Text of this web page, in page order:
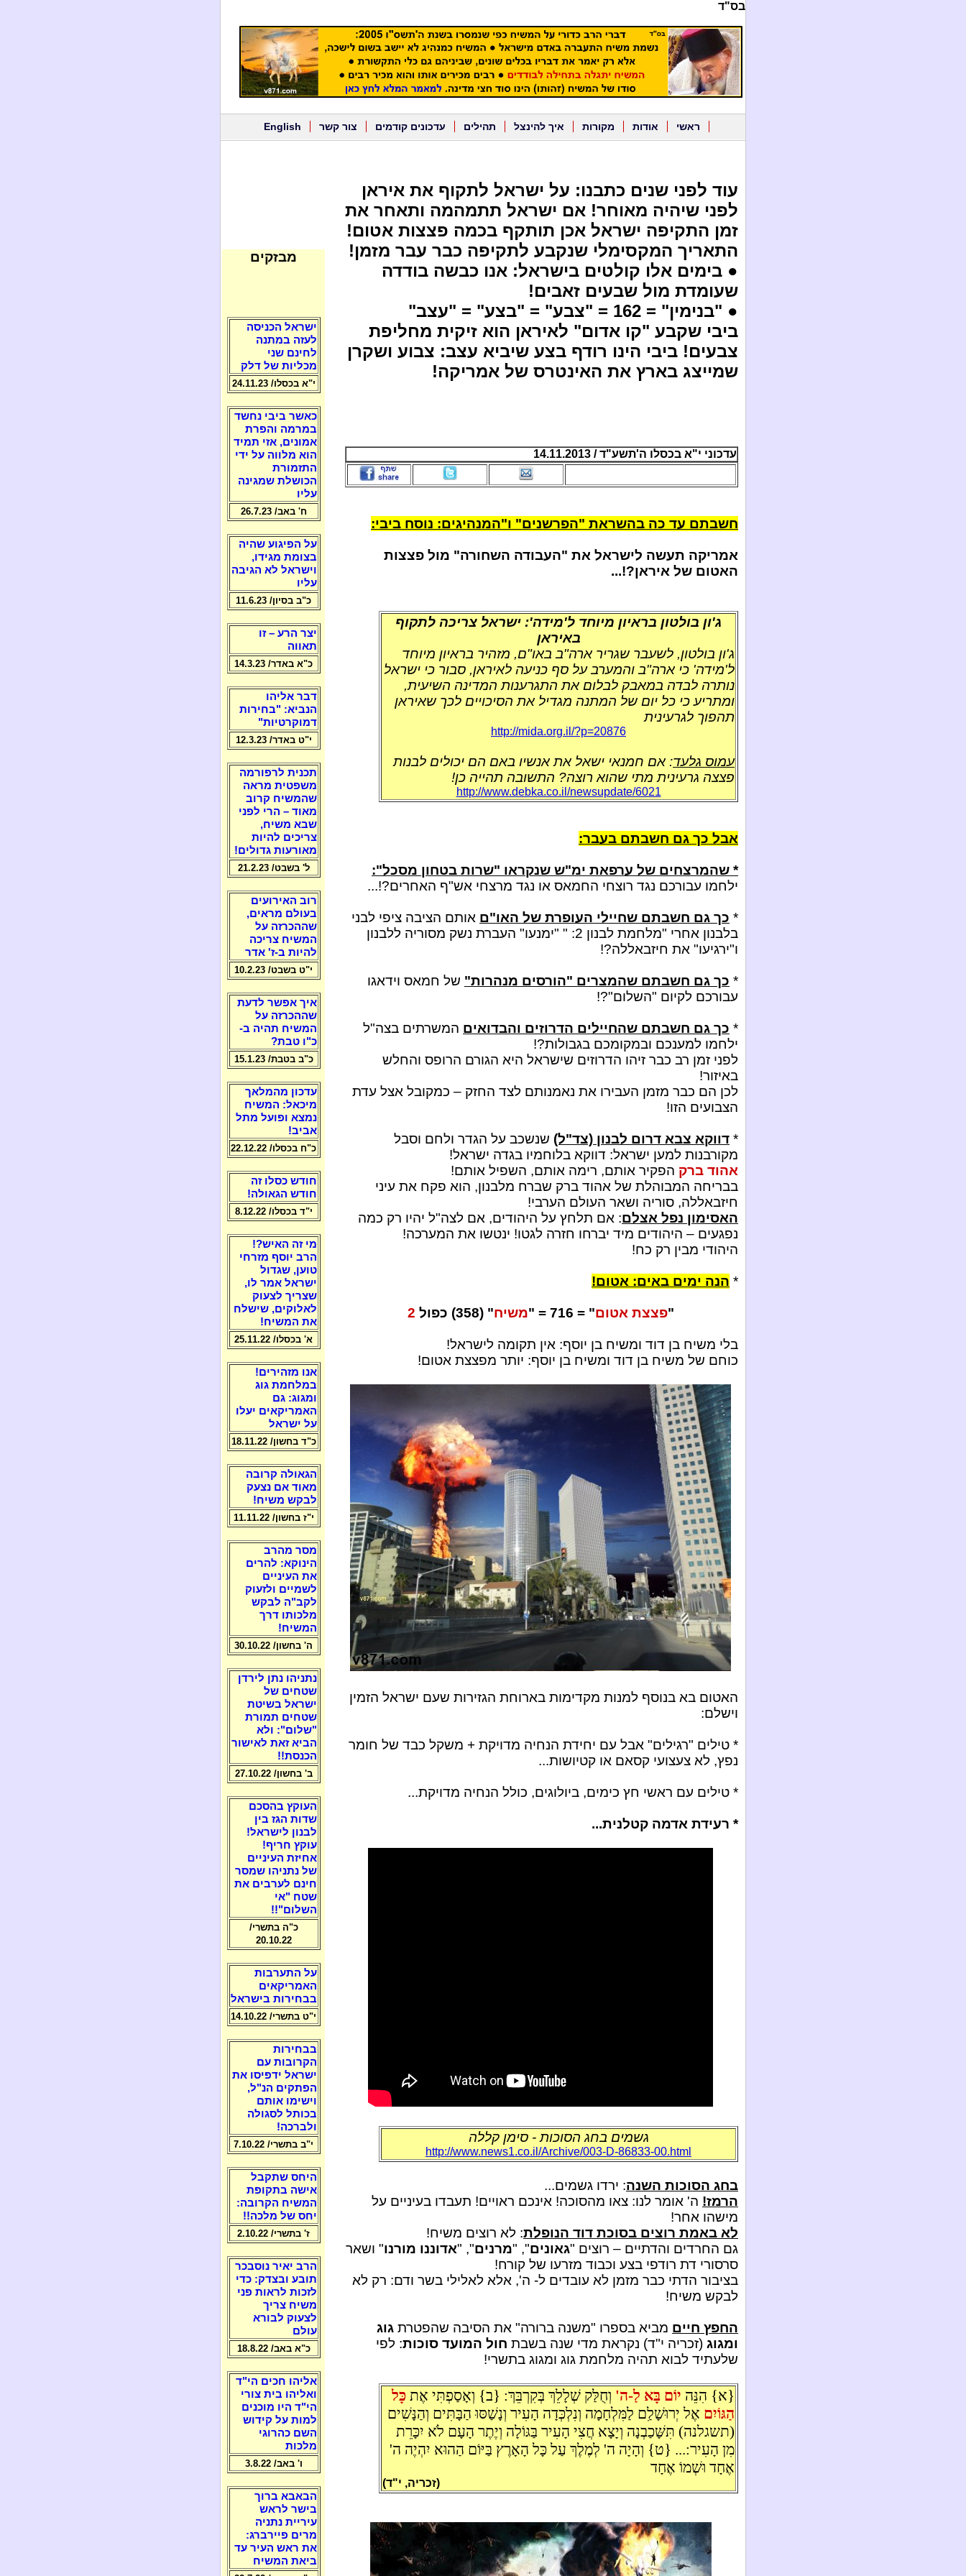
בס"ד
ראשי אודות מקורות איך להינצל תהילים עדכונים קודמים צור קשר English
עוד לפני שנים כתבנו: על ישראל לתקוף את איראן
לפני שיהיה מאוחר! אם ישראל תתמהמה ותאחר את
זמן התקיפה ישראל אכן תותקף בכמה פצצות אטום!
התאריך המקסימלי שנקבע לתקיפה כבר עבר מזמן!
● בימים אלו קולטים בישראל: אנו כבשה בודדה
שעומדת מול שבעים זאבים!
● "בנימין" = 162 = "צבע" = "בצע" = "עצב"
ביבי שקבע "קו אדום" לאיראן הוא זיקית מחליפת
צבעים! ביבי הינו רודף בצע שיביא עצב: צבוע ושקרן
שמייצג בארץ את האינטרס של אמריקה!
עדכוני י"א בכסלו ה'תשע"ד / 14.11.2013
חשבתם עד כה בהשראת "הפרשנים" ו"המנהיגים: נוסח ביבי:
אמריקה תעשה לישראל את "העבודה השחורה" מול פצצות
האטום של איראן?!...
ג'ון בולטון בראיון מיוחד ל'מידה': ישראל צריכה לתקוף
באיראן
ג'ון בולטון, לשעבר שגריר ארה"ב באו"ם, מזהיר בראיון מיוחד
ל'מידה' כי ארה"ב והמערב על סף כניעה לאיראן, סבור כי ישראל
נותרה לבדה במאבק לבלום את התגרענות המדינה השיעית,
ומתריע כי כל יום של המתנה מגדיל את הסיכויים לכך שאיראן
תהפוך לגרעינית
http://mida.org.il/?p=20876
עמוס גלעד: אם חמנאי ישאל את אנשיו באם הם יכולים לבנות
פצצה גרעינית מתי שהוא רוצה? התשובה תהייה כן!
http://www.debka.co.il/newsupdate/6021
אבל כך גם חשבתם בעבר:
* שהמרצחים של ערפאת ימ"ש שנקראו "שרות בטחון מסכל":
ילחמו עבורכם נגד רוצחי החמאס או נגד מרצחי אש"ף האחרים?!...
* כך גם חשבתם שחיילי העופרת של האו"ם אותם הציבה ציפי לבני
בלבנון אחרי "מלחמת לבנון 2: " "ימנעו" העברת נשק מסוריה ללבנון
ו"ירגיעו" את חיזבאללה?!
* כך גם חשבתם שהמצרים "הורסים מנהרות" של חמאס וידאגו
עבורכם לקיום "השלום"?!
* כך גם חשבתם שהחיילים הדרוזים והבדואים המשרתים בצה"ל
ילחמו למענכם ובמקומכם בגבולות?!
לפני זמן רב כבר זיהו הדרוזים שישראל היא הגורם הרופס והחלש
באיזור!
לכן הם כבר מזמן העבירו את נאמנותם לצד החזק – כמקובל אצל עדת
הצבועים הזו!
* דווקא צבא דרום לבנון (צד"ל) שנשכב על הגדר ולחם וסבל
מקורבנות למען ישראל: דווקא בלוחמיו בגדה ישראל!
אהוד ברק הפקיר אותם, רימה אותם, השפיל אותם!
בבריחה המבוהלת של אהוד ברק שברח מלבנון, הוא פקח את עיני
חיזבאללה, סוריה ושאר העולם הערבי!
האסימון נפל אצלם: אם תלחץ על היהודים, אם לצה"ל יהיו רק כמה
נפגעים – היהודים מיד יברחו חזרה לגטו! ינטשו את המערכה!
היהודי מבין רק כח!
* הנה ימים באים: אטום!
"פצצת אטום" = 716 = " משיח" (358) כפול 2
בלי משיח בן דוד ומשיח בן יוסף: אין תקומה לישראל!
כוחם של משיח בן דוד ומשיח בן יוסף: יותר מפצצת אטום!
האטום בא בנוסף למנות מקדימות בארוחת הגזירות שעם ישראל הזמין
וישלם:
* טילים "רגילים" אבל עם יחידת הנחיה מדויקת + משקל כבד של חומר
נפץ, לא צעצועי קסאם או קטיושות...
* טילים עם ראשי חץ כימים, ביולוגים, כולל הנחיה מדויקת...
* רעידת אדמה קטלנית...
גשמים בחג הסוכות - סימן קללה
http://www.news1.co.il/Archive/003-D-86833-00.html
בחג הסוכות השנה: ירדו גשמים...
הרמז! ה' אומר לנו: צאו מהסוכה! אינכם ראויים! תעבדו בעיניים על
מישהו אחר!
לא באמת רוצים בסוכת דוד הנופלת: לא רוצים משיח!
גם החרדים והדתיים – רוצים "גאונים", "מרנים", "אדוננו מורנו" ושאר
סרסורי דת רודפי בצע וכבוד מזרעו של קורח!
בציבור הדתי כבר מזמן לא עובדים ל- ה', אלא לאלילי בשר ודם: רק לא
לבקש משיח!
החפץ חיים מביא בספרו "משנה ברורה" את הסיבה שהפטרת גוג
ומגוג (זכריה י"ד) נקראת מדי שנה בשבת חול המועד סוכות: לפי
שלעתיד לבוא תהיה מלחמת גוג ומגוג בתשרי!
{א} הִנֵּה יוֹם בָּא לַ-ה' וְחֻלַּק שְׁלָלֵךְ בְּקִרְבֵּךְ: {ב} וְאָסַפְתִּי אֶת כָּל
הַגּוֹיִם אֶל יְרוּשָׁלִַם לַמִּלְחָמָה וְנִלְכְּדָה הָעִיר וְנָשַׁסּוּ הַבָּתִּים וְהַנָּשִׁים
(תשגלנה) תִּשָּׁכַבְנָה וְיָצָא חֲצִי הָעִיר בַּגּוֹלָה וְיֶתֶר הָעָם לֹא יִכָּרֵת
מִן הָעִיר:... {ט} וְהָיָה ה' לְמֶלֶךְ עַל כָּל הָאָרֶץ בַּיּוֹם הַהוּא יִהְיֶה ה'
אֶחָד וּשְׁמוֹ אֶחָד
(זכריה, י"ד)
מבזקים
ישראל הכניסה
לעזה במתנה
לחינם שני
מכליות של דלק
י"א בכסלו/ 24.11.23
כאשר ביבי נחשד
במרמה והפרת
אמונים, אזי תמיד
הוא מלווה על ידי
התזמורת
הכושלת שמגינה
עליו
ח' באב/ 26.7.23
על הפיגוע שהיה
בצומת מגידו,
וישראל לא הגיבה
עליו
כ"ב בסיון/ 11.6.23
יצר הרע – זו
תאווה
כ"א באדר/ 14.3.23
דבר אליהו
הנביא: "בחירות
דמוקרטיות"
י"ט באדר/ 12.3.23
תכנית לרפורמה
משפטית מראה
שהמשיח קרוב
מאוד – הרי לפני
שבא משיח,
צריכים להיות
מאורעות גדולים!
ל' בשבט/ 21.2.23
רוב האירועים
בעולם מראים,
שההכרזה על
המשיח צריכה
להיות ב-ז' אדר
י"ט בשבט/ 10.2.23
איך אפשר לדעת
שההכרזה על
המשיח תהיה ב-
כ"ו טבת?
כ"ב בטבת/ 15.1.23
עדכון מהמלאך
מיכאל: המשיח
נמצא ופועל מתל
אביב!
כ"ח בכסלו/ 22.12.22
חודש כסלו זה
חודש הגאולה!
י"ד בכסלו/ 8.12.22
מי זה האיש?!
הרב יוסף מזרחי
טוען, שגדול
ישראל אמר לו,
שצריך לצעוק
לאלוקים, שישלח
את המשיח!
א' בכסלו/ 25.11.22
אנו מזהירים!
במלחמת גוג
ומגוג: גם
האמריקאים יעלו
על ישראל
כ"ד בחשון/ 18.11.22
הגאולה קרובה
מאוד אם נצעק
לבקש משיח!
י"ז בחשון/ 11.11.22
מסר מהרב
הינוקא: להרים
את העיניים
לשמיים ולזעוק
לקב"ה לבקש
מלכותו דרך
המשיח!
ה' בחשון/ 30.10.22
נתניהו נתן לירדן
שטחים של
ישראל בשיטת
שטחים תמורת
"שלום": ולא
הביא זאת לאישור
הכנסת!!
ב' בחשון/ 27.10.22
העוקץ בהסכם
שדות הגז בין
לבנון לישראל!
עוקץ חריף!
אחיזת העיניים
של נתניהו שמסר
חינם לערבים את
שטח "אי
השלום"!!
כ"ה בתשרי/
20.10.22
על התערבות
האמריקאים
בבחירות בישראל
י"ט בתשרי/ 14.10.22
בבחירות
הקרובות עם
ישראל ידפיסו את
הפתקים הנ"ל,
וישימו אותם
בכותל לסגולה
ולברכה!
י"ב בתשרי/ 7.10.22
היחס שתקבל
אישה בתקופת
המשיח הקרובה:
יחס של מלכה!!
ז' בתשרי/ 2.10.22
הרב יאיר נוסבכר
תובע ובצדק: כדי
לזכות לראות פני
משיח צריך
לצעוק לבורא
עולם
כ"א באב/ 18.8.22
אליהו חכים הי"ד
ואליהו בית צורי
הי"ד היו מוכנים
למות על קידוש
השם כהרוגי
מלכות
ו' באב/ 3.8.22
הבאבא ברוך
בישר לראש
עיריית נתניה
מרים פיירברג:
את ראש העיר עד
ביאת המשיח